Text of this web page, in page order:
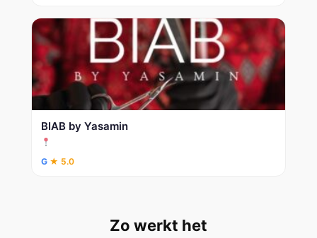
BIAB by Yasamin
G★ 5.0
Zo werkt het